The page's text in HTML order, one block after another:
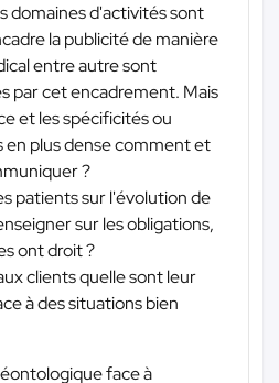
domaines d'activités sont
la publicité de manière
entre autre sont
par cet encadrement. Mais
et les spécificités ou
en plus dense comment et
?
patients sur l'évolution de
sur les obligations,
ont droit ?
clients quelle sont leur
à des situations bien
face à